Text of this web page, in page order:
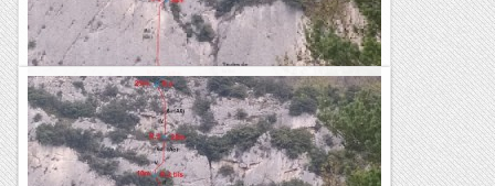
Via Bages, Malanyeu, paret del Devessó
Aquesta setmana, en Joan Baraldés ens va sorprendre amb la
publicació d'aquesta darrera via oberta a Malanyeu, al pany
de la dreta molt a prop de les Taules de la Llei. I...